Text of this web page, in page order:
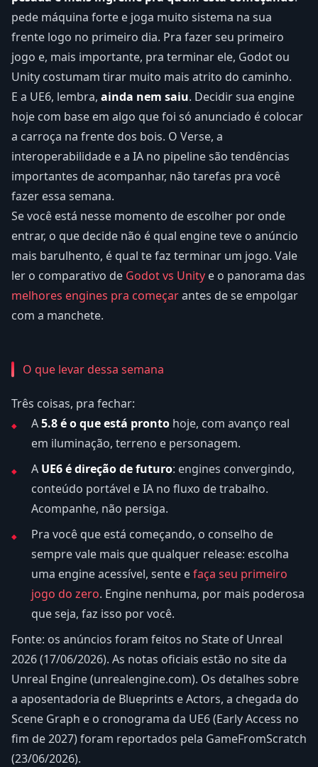
pede máquina forte e joga muito sistema na sua
frente logo no primeiro dia. Pra fazer seu primeiro
jogo e, mais importante, pra terminar ele, Godot ou
Unity costumam tirar muito mais atrito do caminho.
E a UE6, lembra, ainda nem saiu. Decidir sua engine
hoje com base em algo que foi só anunciado é colocar
a carroça na frente dos bois. O Verse, a
interoperabilidade e a IA no pipeline são tendências
importantes de acompanhar, não tarefas pra você
fazer essa semana.
Se você está nesse momento de escolher por onde
entrar, o que decide não é qual engine teve o anúncio
mais barulhento, é qual te faz terminar um jogo. Vale
ler o comparativo de Godot vs Unity e o panorama das
melhores engines pra começarantes de se empolgar
com a manchete.
O que levar dessa semana
Três coisas, pra fechar:
A5.8 é o que está pronto hoje, com avanço real
em iluminação, terreno e personagem.
A UE6 é direção de futuro: engines convergindo,
conteúdo portável e IA no fluxo de trabalho.
Acompanhe, não persiga.
Pra você que está começando, o conselho de
sempre vale mais que qualquer release: escolha
uma engine acessível, sente efaça seu primeiro
jogo do zero. Engine nenhuma, por mais poderosa
que seja, faz isso por você.
Fonte: os anúncios foram feitos no State of Unreal
2026 (17/06/2026). As notas oficiais estão no site da
Unreal Engine (unrealengine.com). Os detalhes sobre
a aposentadoria de Blueprints e Actors, a chegada do
Scene Graph e o cronograma da UE6 (Early Access no
fim de 2027) foram reportados pela GameFromScratch
(23/06/2026).